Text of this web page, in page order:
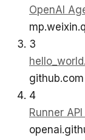
OpenAI
3
github.com
4
Runner